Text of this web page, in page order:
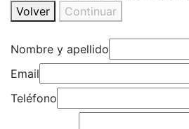
Volver
Continuar
Nombre y apellido
Email
Teléfono